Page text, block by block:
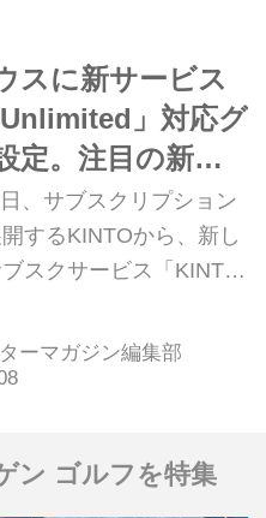
スに新サービス
Unlimited」対応グ
定。注目の新型
利に、快適に使
やってきた
、サブスクリプション
するKINTOから、新し
スクサービス「KINTO
表された。今冬発売す
の一部グレードから提
ている。クルマの価値
ーマガジン編集部
ン ゴルフを特集